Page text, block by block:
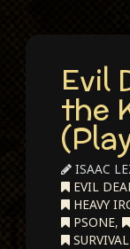
Evil
the
ISAAC
EVIL
HEAVY
PSONE,